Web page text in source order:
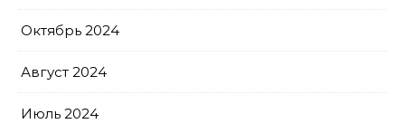
Октябрь 2024
Август 2024
Июль 2024